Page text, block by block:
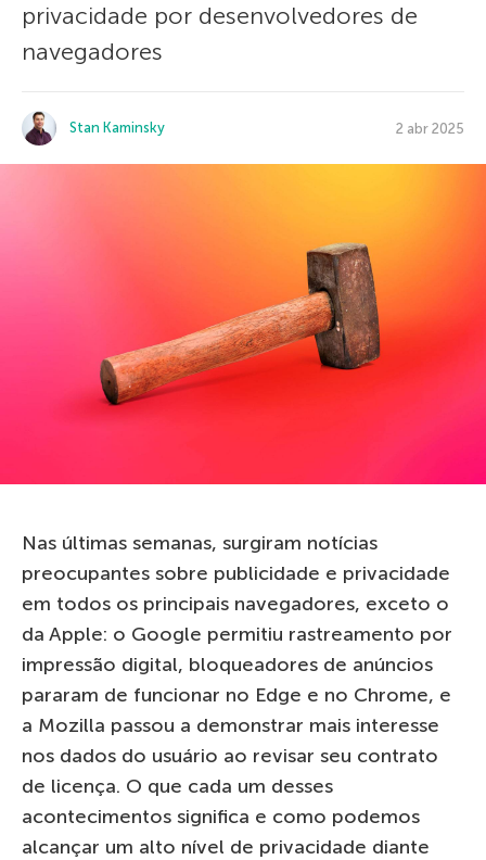
privacidade por desenvolvedores de
navegadores
Stan Kaminsky 2 abr 2025
Nas últimas semanas, surgiram notícias
preocupantes sobre publicidade e privacidade
em todos os principais navegadores, exceto o
da Apple: o Google permitiu rastreamento por
impressão digital, bloqueadores de anúncios
pararam de funcionar no Edge e no Chrome, e
a Mozilla passou a demonstrar mais interesse
nos dados do usuário ao revisar seu contrato
de licença. O que cada um desses
acontecimentos significa e como podemos
alcançar um alto nível de privacidade diante